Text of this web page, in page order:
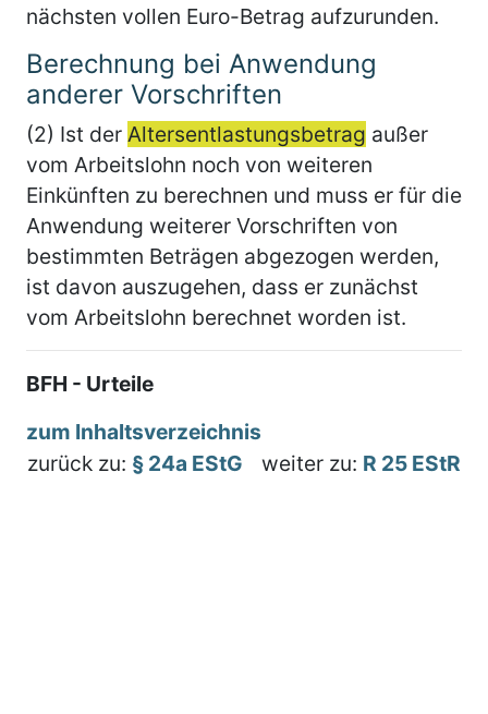
nächsten vollen Euro-Betrag aufzurunden.
Berechnung bei Anwendung
anderer Vorschriften
(2) Ist der Altersentlastungsbetrag außer
vom Arbeitslohn noch von weiteren
Einkünften zu berechnen und muss er für die
Anwendung weiterer Vorschriften von
bestimmten Beträgen abgezogen werden,
ist davon auszugehen, dass er zunächst
vom Arbeitslohn berechnet worden ist.
BFH - Urteile
zum Inhaltsverzeichnis
zurück zu: § 24a EStG weiter zu: R 25 EStR